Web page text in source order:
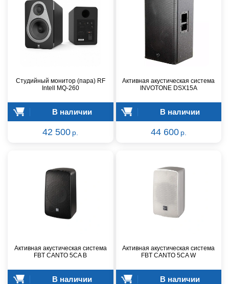
Студийный монитор (пара) RF
Intell MQ-260
В наличии
42 500 р.
Активная акустическая система
INVOTONE DSX15A
В наличии
44 600 р.
Активная акустическая система
FBT CANTO 5CA B
В наличии
Активная акустическая система
FBT CANTO 5CA W
В наличии